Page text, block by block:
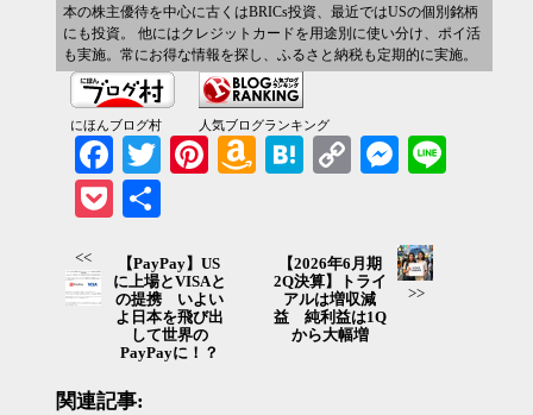
本の株主優待を中心に古くはBRICs投資、最近ではUSの個別銘柄
にも投資。 他にはクレジットカードを用途別に使い分け、ポイ活
も実施。常にお得な情報を探し、ふるさと納税も定期的に実施。
にほんブログ村 人気ブログランキング
FacebookTwitter PinterestAmazonHatena
Copy
Messenger
Pocket
<<
【PayPay】US
に上場とVISAと
の提携 いよい
よ日本を飛び出
して世界の
PayPayに！？
【2026年6月期
2Q決算】トライ
アルは増収減
益 純利益は1Q
から大幅増
>>
関連記事: